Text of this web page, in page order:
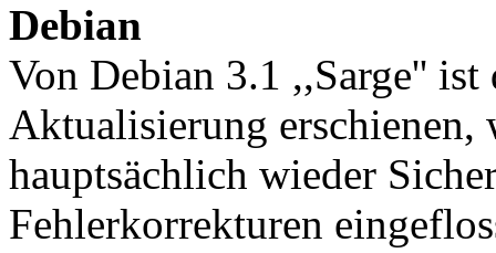
Debian
Von Debian 3.1 ,,Sarge'' ist
Aktualisierung erschienen,
hauptsächlich wieder
Fehlerkorrekturen